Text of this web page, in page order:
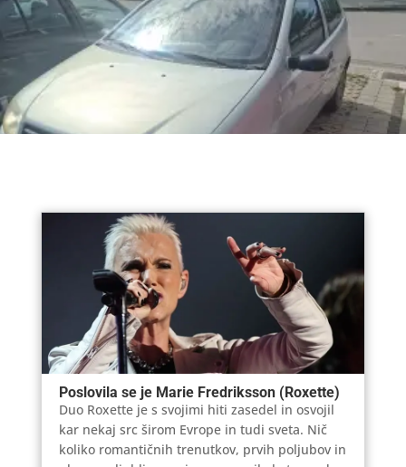
Poslovila se je Marie Fredriksson (Roxette)
Duo Roxette je s svojimi hiti zasedel in osvojil
kar nekaj src širom Evrope in tudi sveta. Nič
koliko romantičnih trenutkov, prvih poljubov in